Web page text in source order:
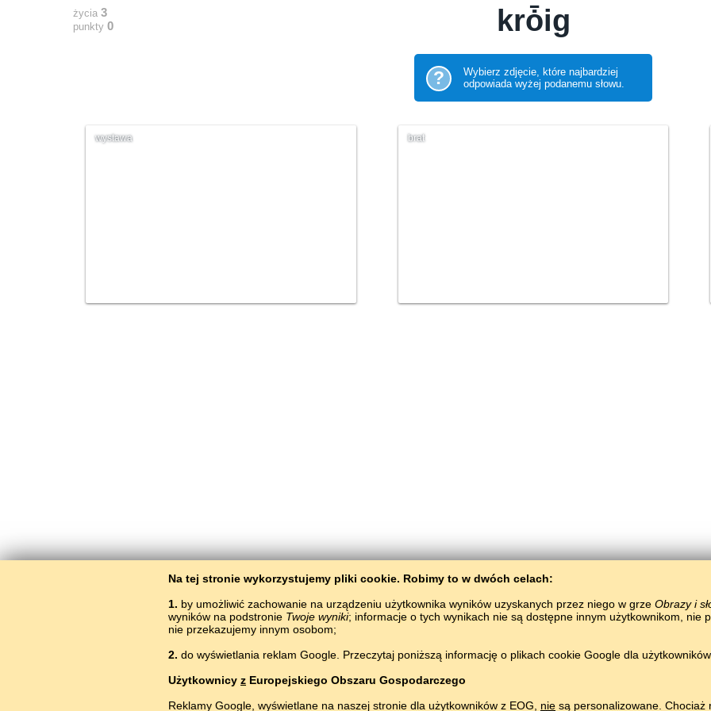
Na tej stronie wykorzystujemy pliki сookie. Robimy to w dwóch celach:
1. by umożliwić zachowanie na urządzeniu użytkownika wyników uzyskanych przez niego w grze Obrazy i
wyników na podstronie Twoje wyniki; informacje o tych wynikach nie są dostępne innym użytkownikom, nie
nie przekazujemy innym osobom;
2. do wyświetlania reklam Google. Przeczytaj poniższą informację o plikach cookie Google dla
Użytkownicy z Europejskiego Obszaru Gospodarczego
Reklamy Google, wyświetlane na naszej stronie dla użytkowników z EOG, nie są personalizowane. Chociaż
życia 3
punkty 0 krȱig
?
Wybierz zdjęcie, które najbardziej
odpowiada wyżej podanemu słowu.
wystawa brat
BaltoSlav
Język liwoński w obrazkach
Nauka języka liwońskiego za darmo. Graj i ucz się liwońskich słówek online.#